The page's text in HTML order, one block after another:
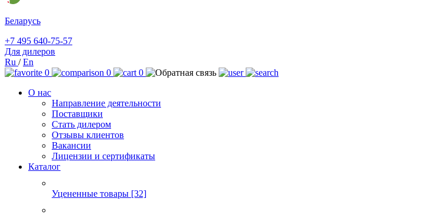
Беларусь
+7 495 640-75-57
Для дилеров
Ru /En
0
0
0
О нас
Направление деятельности
Поставщики
Стать дилером
Отзывы клиентов
Вакансии
Лицензии и сертификаты
Каталог
Уцененные товары [32]